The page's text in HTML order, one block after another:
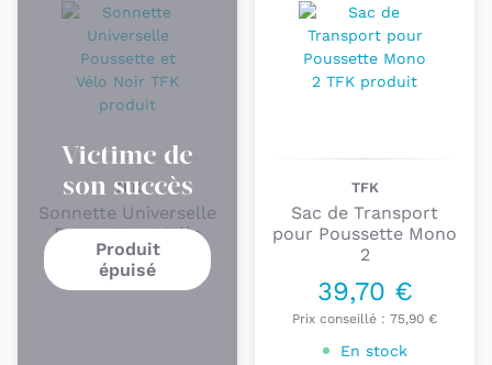
TFK
Sonnette Universelle
Poussette et Vélo
Noir
Victime de
son succès
Produit
épuisé
TFK
Sac de Transport
pour Poussette Mono
2
39,70 €
Prix conseillé : 75,90 €
En stock